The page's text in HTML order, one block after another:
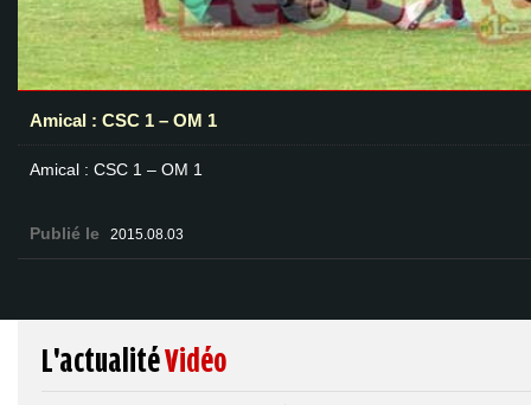
Amical : CSC 1 – OM 1
Amical : CSC 1 – OM 1
Publié le 2015.08.03
L'actualitéVidéo